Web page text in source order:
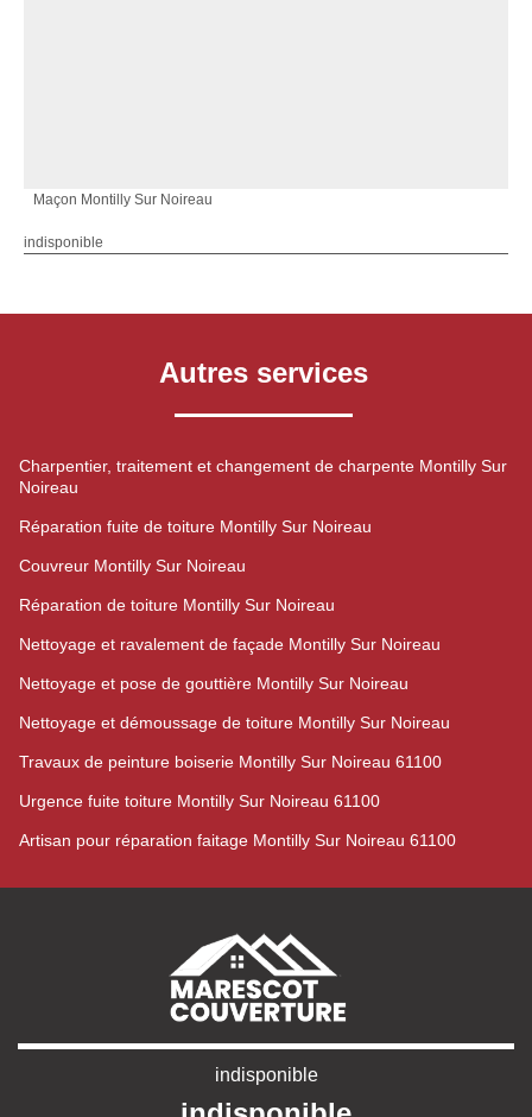
Maçon Montilly Sur Noireau
indisponible
Autres services
Charpentier, traitement et changement de charpente Montilly Sur
Noireau
Réparation fuite de toiture Montilly Sur Noireau
Couvreur Montilly Sur Noireau
Réparation de toiture Montilly Sur Noireau
Nettoyage et ravalement de façade Montilly Sur Noireau
Nettoyage et pose de gouttière Montilly Sur Noireau
Nettoyage et démoussage de toiture Montilly Sur Noireau
Travaux de peinture boiserie Montilly Sur Noireau 61100
Urgence fuite toiture Montilly Sur Noireau 61100
Artisan pour réparation faitage Montilly Sur Noireau 61100
indisponible